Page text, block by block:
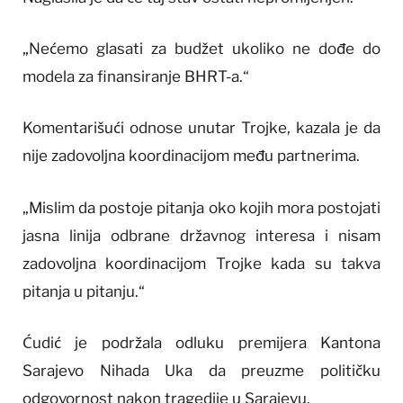
„Nećemo glasati za budžet ukoliko ne dođe do
modela za finansiranje BHRT-a.“
Komentarišući odnose unutar Trojke, kazala je da
nije zadovoljna koordinacijom među partnerima.
„Mislim da postoje pitanja oko kojih mora postojati
jasna linija odbrane državnog interesa i nisam
zadovoljna koordinacijom Trojke kada su takva
pitanja u pitanju.“
Ćudić je podržala odluku premijera Kantona
Sarajevo Nihada Uka da preuzme političku
odgovornost nakon tragedije u Sarajevu.